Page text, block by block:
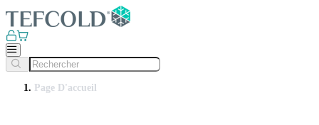
Page D'accueil